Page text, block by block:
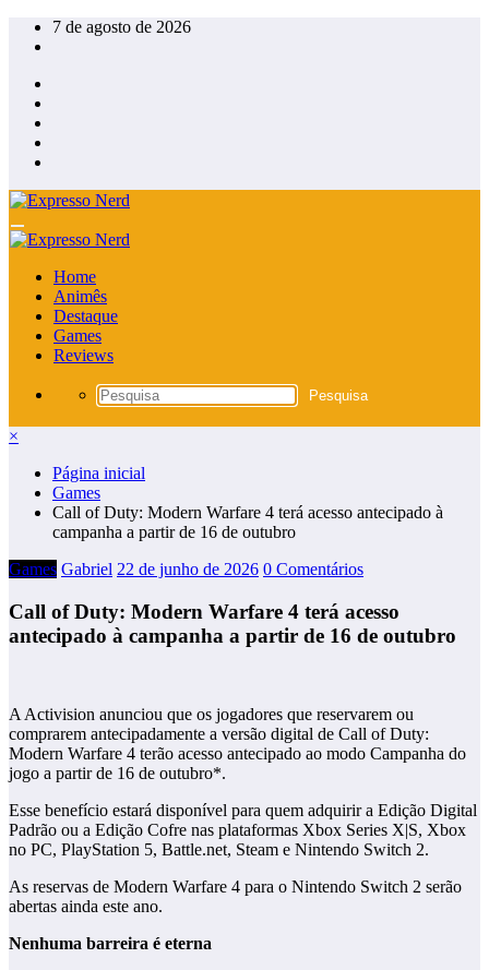
Pular
para
conteúdo
7 de agosto de 2026
Home
Animês
Destaque
Games
Reviews
×
Página inicial
Games
Call of Duty: Modern Warfare 4 terá acesso antecipado à
campanha a partir de 16 de outubro
Games Gabriel 22 de junho de 2026 0 Comentários
Call of Duty: Modern Warfare 4 terá acesso
antecipado à campanha a partir de 16 de outubro
A Activision anunciou que os jogadores que reservarem ou
comprarem antecipadamente a versão digital de Call of Duty:
Modern Warfare 4 terão acesso antecipado ao modo Campanha do
jogo a partir de 16 de outubro*.
Esse benefício estará disponível para quem adquirir a Edição Digital
Padrão ou a Edição Cofre nas plataformas Xbox Series X|S, Xbox
no PC, PlayStation 5, Battle.net, Steam e Nintendo Switch 2.
As reservas de Modern Warfare 4 para o Nintendo Switch 2 serão
abertas ainda este ano.
Nenhuma barreira é eterna